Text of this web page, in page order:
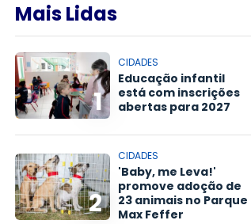
Mais Lidas
1
CIDADES
Educação infantil
está com inscrições
abertas para 2027
2
CIDADES
'Baby, me Leva!'
promove adoção de
23 animais no Parque
Max Feffer